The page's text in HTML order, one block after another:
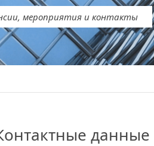
мероприятия и контакты
данные